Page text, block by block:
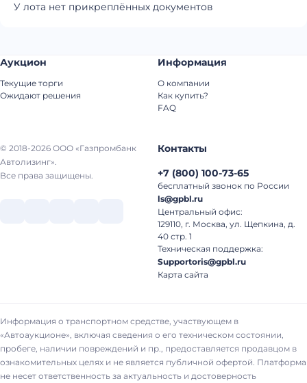
У лота нет прикреплённых документов
© 2018-2026 ООО «Газпромбанк
Автолизинг».
Все права защищены.
Аукцион
Текущие торги
Ожидают решения
Информация
О компании
Как купить?
FAQ
Контакты
+7 (800) 100-73-65
бесплатный звонок по России
ls@gpbl.ru
Центральный офис:
129110, г. Москва, ул. Щепкина, д.
40 стр. 1
Техническая поддержка:
Supportoris@gpbl.ru
Карта сайта
Информация о транспортном средстве, участвующем в
«Автоаукционе», включая сведения о его техническом состоянии,
пробеге, наличии повреждений и пр., предоставляется продавцом в
ознакомительных целях и не является публичной офертой. Платформа
не несет ответственность за актуальность и достоверность